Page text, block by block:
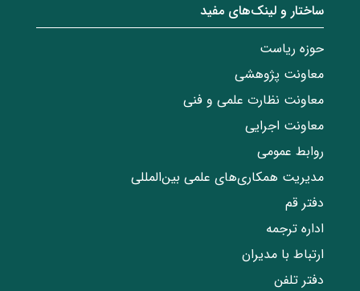
ساختار‌‌ و‌‌ لینک‌های مفید
حوزه ریاست
معاونت پژوهشی
معاونت نظارت علمی و فنی
معاونت اجرایی
روابط عمومی
مدیریت همکاری‌های علمی بین‌المللی
دفتر قم
اداره ترجمه
ارتباط با مدیران
دفتر تلفن